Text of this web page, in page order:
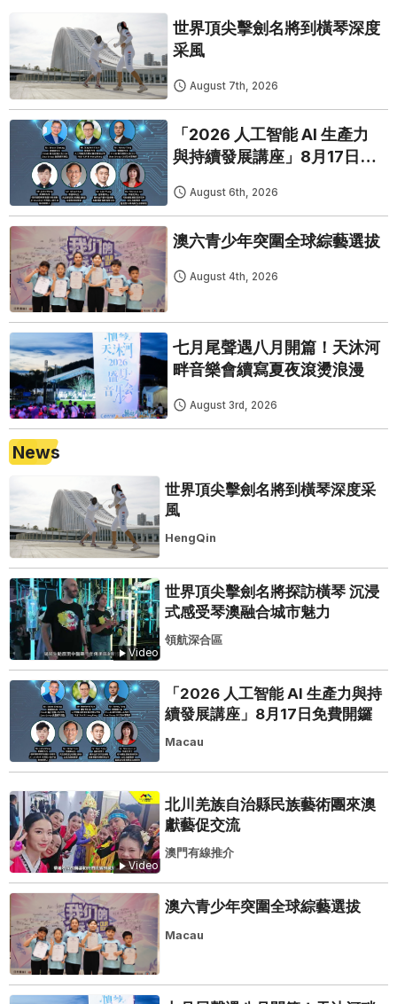
世界頂尖擊劍名將到橫琴深度
采風
August 7th, 2026
「2026 人工智能 AI 生產力
與持續發展講座」8月17日免
August 6th, 2026
澳六青少年突圍全球綜藝選拔
August 4th, 2026
七月尾聲遇八月開篇！天沐河
畔音樂會續寫夏夜滾燙浪漫
August 3rd, 2026
News
世界頂尖擊劍名將到橫琴深度采
風
HengQin
Video
世界頂尖擊劍名將探訪橫琴 沉浸
式感受琴澳融合城市魅力
領航深合區
「2026 人工智能 AI 生產力與持
續發展講座」8月17日免費開鑼
Macau
Video
北川羌族自治縣民族藝術團來澳
獻藝促交流
澳門有線推介
澳六青少年突圍全球綜藝選拔
Macau